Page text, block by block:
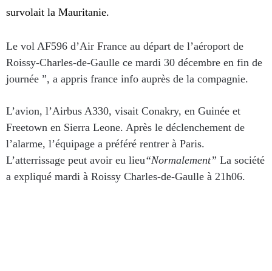
survolait la Mauritanie.
Le vol AF596 d’Air France au départ de l’aéroport de
Roissy-Charles-de-Gaulle ce mardi 30 décembre en fin de
journée ”, a appris france info auprès de la compagnie.
L’avion, l’Airbus A330, visait Conakry, en Guinée et
Freetown en Sierra Leone. Après le déclenchement de
l’alarme, l’équipage a préféré rentrer à Paris.
L’atterrissage peut avoir eu lieu“Normalement” La société
a expliqué mardi à Roissy Charles-de-Gaulle à 21h06.